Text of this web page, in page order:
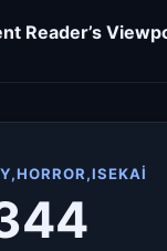
Reader’s